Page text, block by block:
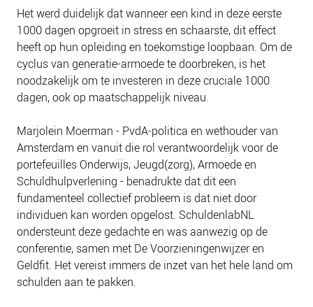
ONZE PARTNERS
VACATURES
IN DE MEDIA
OVER NCFG
NIEUWS
BLOGS
Het werd duidelijk dat wanneer een kind in deze eerste
1000 dagen opgroeit in stress en schaarste, dit effect
heeft op hun opleiding en toekomstige loopbaan. Om de
cyclus van generatie-armoede te doorbreken, is het
noodzakelijk om te investeren in deze cruciale 1000
dagen, ook op maatschappelijk niveau.
Marjolein Moerman - PvdA-politica en wethouder van
Amsterdam en vanuit die rol verantwoordelijk voor de
portefeuilles Onderwijs, Jeugd(zorg), Armoede en
Schuldhulpverlening - benadrukte dat dit een
fundamenteel collectief probleem is dat niet door
individuen kan worden opgelost. SchuldenlabNL
ondersteunt deze gedachte en was aanwezig op de
conferentie, samen met De Voorzieningenwijzer en
Geldfit. Het vereist immers de inzet van het hele land om
schulden aan te pakken.